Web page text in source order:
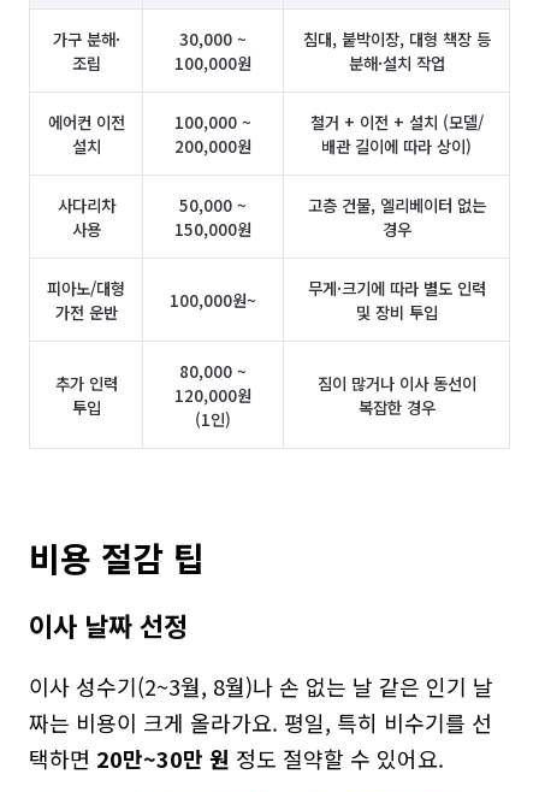
가구 분해·
조립
30,000 ~
100,000원
침대, 붙박이장, 대형 책장 등
분해·설치 작업
에어컨 이전
설치
100,000 ~
200,000원
철거 + 이전 + 설치 (모델/
배관 길이에 따라 상이)
사다리차
사용
50,000 ~
150,000원
고층 건물, 엘리베이터 없는
경우
피아노/대형
가전 운반
100,000원~
무게·크기에 따라 별도 인력
및 장비 투입
추가 인력
투입
80,000 ~
120,000원
(1인)
짐이 많거나 이사 동선이
복잡한 경우
비용 절감 팁
이사 날짜 선정
이사 성수기(2~3월, 8월)나 손 없는 날 같은 인기 날
짜는 비용이 크게 올라가요. 평일, 특히 비수기를 선
택하면 20만~30만 원 정도 절약할 수 있어요.